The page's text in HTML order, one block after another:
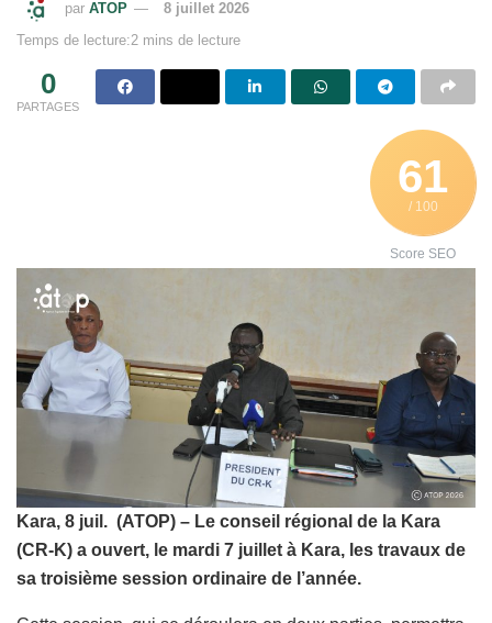
par ATOP
8 juillet 2026
Temps de lecture:2 mins de lecture
0
PARTAGES
61
/ 100
Score SEO
Kara, 8 juil. (ATOP) – Le conseil régional de la Kara
(CR-K) a ouvert, le mardi 7 juillet à Kara, les travaux de
sa troisième session ordinaire de l’année.